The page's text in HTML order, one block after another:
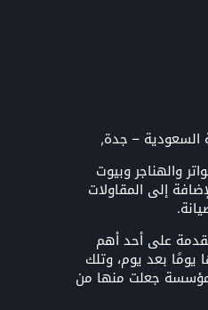
السعودية – جدة,
والهناجر وبيوت
إلى المقاولات
على أحد أهم
يومًا بعد يوم، وتلك
جعلت منها من